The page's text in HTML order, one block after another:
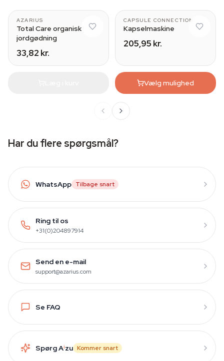
AZARIUS
Total Care organisk
jordgødning
33,82 kr.
CAPSULE CONNECTION
Kapselmaskine
205,95 kr.
Vælg mulighed
Har du flere spørgsmål?
WhatsApp Tilbage snart
Ring til os
+31(0)204897914
Send en e-mail
support@azarius.com
Se FAQ
Spørg Aizu Kommer snart